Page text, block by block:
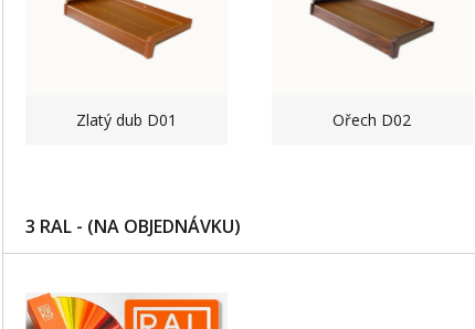
Zlatý dub D01 Ořech D02
3 RAL - (NA OBJEDNÁVKU)